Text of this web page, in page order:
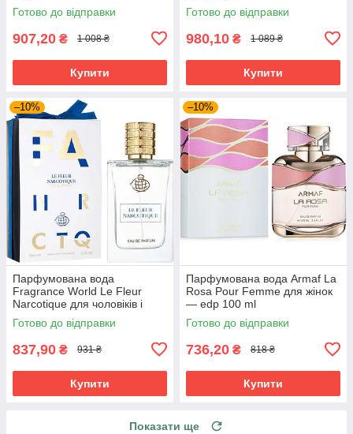
Готово до відправки
907,20 ₴ 1 008 ₴
Купити
Готово до відправки
980,10 ₴ 1 089 ₴
Купити
–10%
Парфумована вода
Fragrance World Le Fleur
Narcotique для чоловіків і
жінок edp 100 ml
Готово до відправки
837,90 ₴ 931 ₴
Купити
–10%
Парфумована вода Armaf La
Rosa Pour Femme для жінок
— edp 100 ml
Готово до відправки
736,20 ₴ 818 ₴
Купити
Показати ще